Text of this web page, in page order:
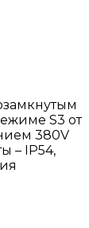
S3 от
380V
– IP54,